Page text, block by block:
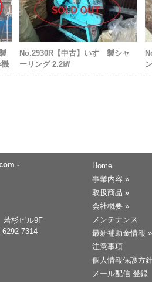
No.2930R【中古】いすゞ製シャ
ーリング 2.2㎾
-
若杉ビル9F
7314
Home
事業内容 »
取扱商品 »
会社概要 »
メンテナンス
最新補助金情報 »
注意事項
個人情報保護方
メール配信 登録